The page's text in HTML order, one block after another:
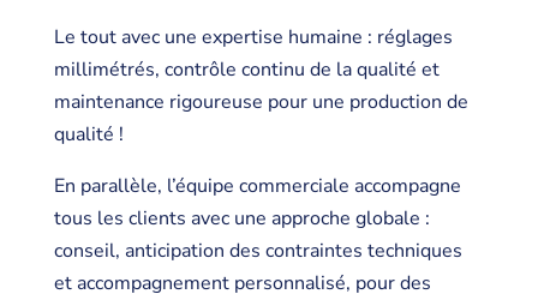
Le tout avec une expertise humaine : réglages
millimétrés, contrôle continu de la qualité et
maintenance rigoureuse pour une production de
qualité !
En parallèle, l’équipe commerciale accompagne
tous les clients avec une approche globale :
conseil, anticipation des contraintes techniques
et accompagnement personnalisé, pour des